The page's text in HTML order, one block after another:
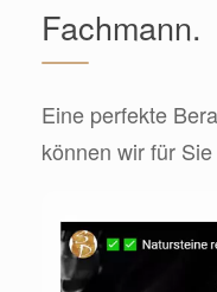
Fachmann.
Eine perfekte
können wir für